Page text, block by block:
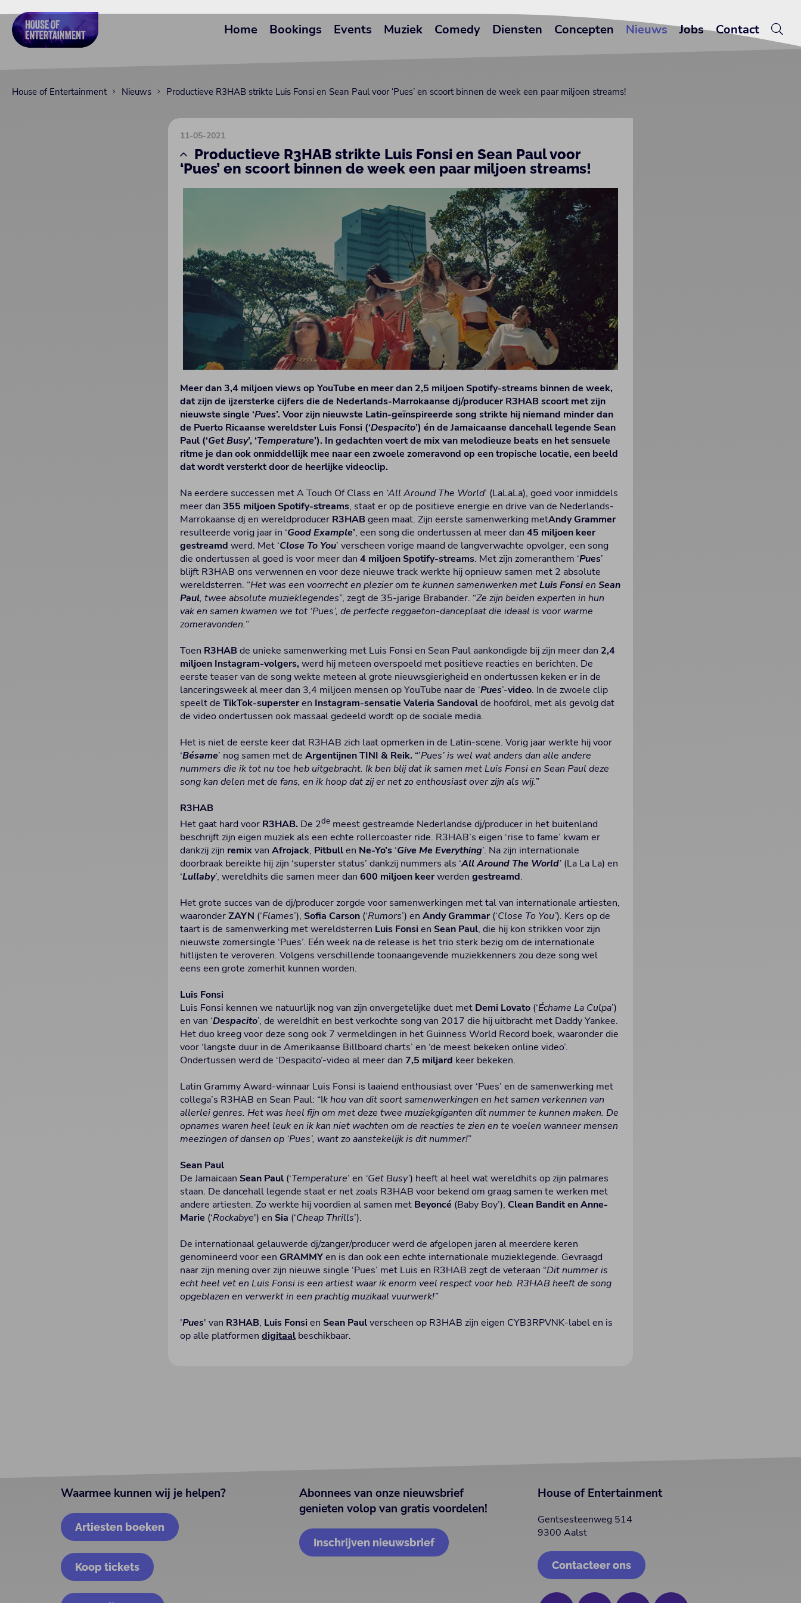
Home Bookings Events Muziek Comedy Diensten Concepten Nieuws Jobs Contact
House of Entertainment Nieuws Productieve R3HAB strikte Luis Fonsi en Sean Paul voor ‘Pues’ en scoort binnen de week een paar miljoen streams!
11-05-2021
Productieve R3HAB strikte Luis Fonsi en Sean Paul voor
‘Pues’ en scoort binnen de week een paar miljoen streams!
Meer dan 3,4 miljoen views op YouTube en meer dan 2,5 miljoen Spotify-streams binnen de week,
dat zijn de ijzersterke cijfers die de Nederlands-Marrokaanse dj/producer R3HAB scoort met zijn
nieuwste single ‘Pues’. Voor zijn nieuwste Latin-geïnspireerde song strikte hij niemand minder dan
de Puerto Ricaanse wereldster Luis Fonsi (‘Despacito’) én de Jamaicaanse dancehall legende Sean
Paul (‘Get Busy’, ‘Temperature’). In gedachten voert de mix van melodieuze beats en het sensuele
ritme je dan ook onmiddellijk mee naar een zwoele zomeravond op een tropische locatie, een beeld
dat wordt versterkt door de heerlijke videoclip.
Na eerdere successen met A Touch Of Class en ‘All Around The World’ (LaLaLa), goed voor inmiddels
meer dan 355 miljoen Spotify-streams, staat er op de positieve energie en drive van de Nederlands-
Marrokaanse dj en wereldproducer R3HABgeen maat. Zijn eerste samenwerking metAndy Grammer
resulteerde vorig jaar in ‘Good Example’, een song die ondertussen al meer dan 45 miljoen keer
gestreamd werd. Met ‘Close To You’ verscheen vorige maand de langverwachte opvolger, een song
die ondertussen al goed is voor meer dan4 miljoen Spotify-streams. Met zijn zomeranthem ‘Pues’
blijft R3HAB ons verwennen en voor deze nieuwe track werkte hij opnieuw samen met 2 absolute
wereldsterren. “Het was een voorrecht en plezier om te kunnen samenwerken metLuis FonsienSean
Paul, twee absolute muzieklegendes”, zegt de 35-jarige Brabander. “Ze zijn beiden experten in hun
vak en samen kwamen we tot ‘Pues’, de perfecte reggaeton-danceplaat die ideaal is voor warme
zomeravonden.”
Toen R3HAB de unieke samenwerking met Luis Fonsi en Sean Paul aankondigde bij zijn meer dan 2,4
miljoen Instagram-volgers, werd hij meteen overspoeld met positieve reacties en berichten. De
eerste teaser van de song wekte meteen al grote nieuwsgierigheid en ondertussen keken er in de
lanceringsweek al meer dan 3,4 miljoen mensen op YouTube naar de ‘Pues’-video. In de zwoele clip
speelt deTikTok-supersteren Instagram-sensatie Valeria Sandovalde hoofdrol, met als gevolg dat
de video ondertussen ook massaal gedeeld wordt op de sociale media.
Het is niet de eerste keer dat R3HAB zich laat opmerken in de Latin-scene. Vorig jaar werkte hij voor
‘Bésame’ nog samen met deArgentijnenTINI & Reik. “’Pues’ is wel wat anders dan alle andere
nummers die ik tot nu toe heb uitgebracht. Ik ben blij dat ik samen met Luis Fonsi en Sean Paul deze
song kan delen met de fans, en ik hoop dat zij er net zo enthousiast over zijn als wij.”
R3HAB
Het gaat hard voor R3HAB. De 2de meest gestreamde Nederlandse dj/producer in het buitenland
beschrijft zijn eigen muziek als een echte rollercoaster ride. R3HAB’s eigen ‘rise to fame’ kwam er
dankzij zijn remixvanAfrojack, Pitbullen Ne-Yo’s ‘Give Me Everything’. Na zijn internationale
doorbraak bereikte hij zijn ‘superster status’ dankzij nummers als ‘All Around The World’ (La La La) en
‘Lullaby’, wereldhits die samen meer dan600 miljoen keerwerdengestreamd.
Het grote succes van de dj/producer zorgde voor samenwerkingen met tal van internationale artiesten,
waaronderZAYN (‘Flames’), Sofia Carson (‘Rumors’) en Andy Grammar (‘Close To You’). Kers op de
taart is de samenwerking met wereldsterren Luis Fonsien Sean Paul, die hij kon strikken voor zijn
nieuwste zomersingle ‘Pues’. Eén week na de release is het trio sterk bezig om de internationale
hitlijsten te veroveren. Volgens verschillende toonaangevende muziekkenners zou deze song wel
eens een grote zomerhit kunnen worden.
Luis Fonsi
Luis Fonsi kennen we natuurlijk nog van zijn onvergetelijke duet met Demi Lovato (‘Échame La Culpa’)
en van ‘Despacito’, de wereldhit en best verkochte song van 2017 die hij uitbracht met Daddy Yankee.
Het duo kreeg voor deze song ook 7 vermeldingen in het Guinness World Record boek, waaronder die
voor ‘langste duur in de Amerikaanse Billboard charts’ en ‘de meest bekeken online video’.
Ondertussen werd de ‘Despacito’-video al meer dan 7,5 miljard keer bekeken.
Latin Grammy Award-winnaar Luis Fonsi is laaiend enthousiast over ‘Pues’ en de samenwerking met
collega’s R3HAB en Sean Paul: “Ik hou van dit soort samenwerkingen en het samen verkennen van
allerlei genres. Het was heel fijn om met deze twee muziekgiganten dit nummer te kunnen maken. De
opnames waren heel leuk en ik kan niet wachten om de reacties te zien en te voelen wanneer mensen
meezingen of dansen op ‘Pues’, want zo aanstekelijk is dit nummer!”
Sean Paul
De Jamaicaan Sean Paul (‘Temperature’ en ‘Get Busy’) heeft al heel wat wereldhits op zijn palmares
staan. De dancehall legende staat er net zoals R3HAB voor bekend om graag samen te werken met
andere artiesten. Zo werkte hij voordien al samen met Beyoncé (Baby Boy’), Clean Bandit en Anne-
Marie (‘Rockabye') en Sia (‘Cheap Thrills’).
De internationaal gelauwerde dj/zanger/producer werd de afgelopen jaren al meerdere keren
genomineerd voor een GRAMMYen is dan ook een echte internationale muzieklegende. Gevraagd
naar zijn mening over zijn nieuwe single ‘Pues’ met Luis en R3HAB zegt de veteraan “Dit nummer is
echt heel vet en Luis Fonsi is een artiest waar ik enorm veel respect voor heb. R3HAB heeft de song
opgeblazen en verwerkt in een prachtig muzikaal vuurwerk!”
'Pues' van R3HAB, Luis Fonsien Sean Paulverscheen op R3HAB zijn eigen CYB3RPVNK-label en is
op alle platformendigitaal beschikbaar.
Waarmee kunnen wij je helpen?
Artiesten boeken
Koop tickets
Abonnees van onze nieuwsbrief
genieten volop van gratis voordelen!
Inschrijven nieuwsbrief
House of Entertainment
Gentsesteenweg 514
9300 Aalst
Contacteer ons